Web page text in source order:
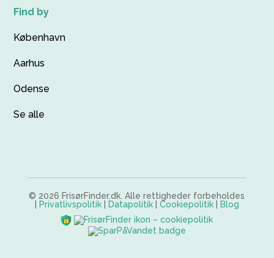
Find by
København
Aarhus
Odense
Se alle
© 2026 FrisørFinder.dk. Alle rettigheder forbeholdes
Privatlivspolitik| Datapolitik| Cookiepolitik| Blog